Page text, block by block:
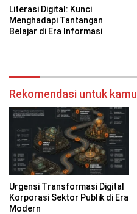
Literasi Digital: Kunci
Menghadapi Tantangan
Belajar di Era Informasi
Rekomendasi untuk kamu
Urgensi Transformasi Digital
Korporasi Sektor Publik di Era
Modern